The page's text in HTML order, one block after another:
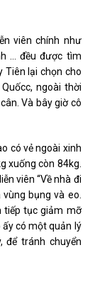
viên chính như
… đều được tìm
Tiên lại chọn cho
ngoài thời
Và bây giờ cô
có vẻ ngoài xinh
xuống còn 84kg.
viên “Về nhà đi
bụng và eo.
tiếp tục giảm mỡ
ấy có một quản lý
để tránh chuyển